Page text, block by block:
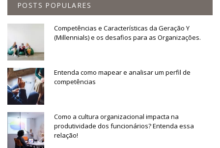
POSTS POPULARES
Competências e Características da Geração Y
(Millennials) e os desafios para as Organizações.
Entenda como mapear e analisar um perfil de
competências
Como a cultura organizacional impacta na
produtividade dos funcionários? Entenda essa
relação!